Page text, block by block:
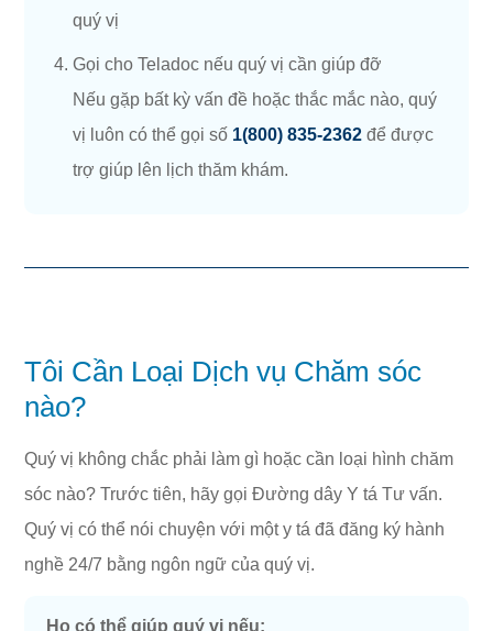
quý vị
Gọi cho Teladoc nếu quý vị cần giúp đỡ
Nếu gặp bất kỳ vấn đề hoặc thắc mắc nào, quý
vị luôn có thể gọi số 1(800) 835-2362 để được
trợ giúp lên lịch thăm khám.
Tôi Cần Loại Dịch vụ Chăm sóc
nào?
Quý vị không chắc phải làm gì hoặc cần loại hình chăm
sóc nào? Trước tiên, hãy gọi Đường dây Y tá Tư vấn.
Quý vị có thể nói chuyện với một y tá đã đăng ký hành
nghề 24/7 bằng ngôn ngữ của quý vị.
Họ có thể giúp quý vị nếu: